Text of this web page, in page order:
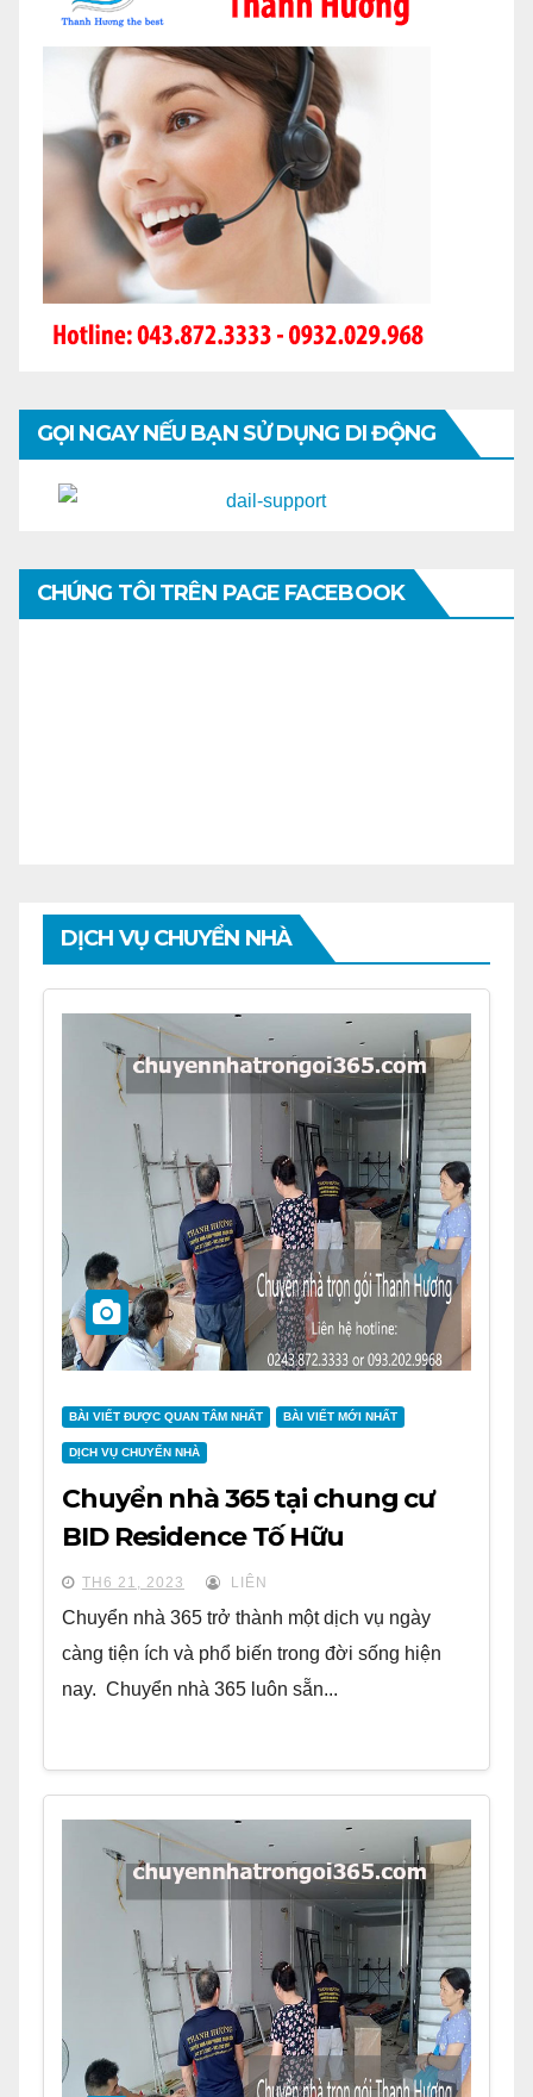
GỌI NGAY NẾU BẠN SỬ DỤNG DI ĐỘNG
CHÚNG TÔI TRÊN PAGE FACEBOOK
DỊCH VỤ CHUYỂN NHÀ
BÀI VIẾT ĐƯỢC QUAN TÂM NHẤT BÀI VIẾT MỚI NHẤT
DỊCH VỤ CHUYỂN NHÀ
Chuyển nhà 365 tại chung cư
BID Residence Tố Hữu
TH6 21, 2023 LIÊN
Chuyển nhà 365 trở thành một dịch vụ ngày
càng tiện ích và phổ biến trong đời sống hiện
nay. Chuyển nhà 365 luôn sẵn...